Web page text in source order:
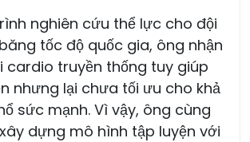
nghiên cứu thể lực cho đội
tốc độ quốc gia, ông nhận
cardio truyền thống tuy giúp
nhưng lại chưa tối ưu cho khả
sức mạnh. Vì vậy, ông cùng
dựng mô hình tập luyện với